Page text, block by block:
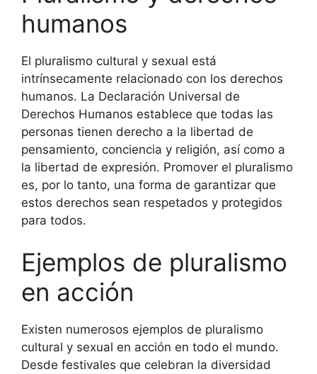
humanos
El pluralismo cultural y sexual está
intrínsecamente relacionado con los derechos
humanos. La Declaración Universal de
Derechos Humanos establece que todas las
personas tienen derecho a la libertad de
pensamiento, conciencia y religión, así como a
la libertad de expresión. Promover el pluralismo
es, por lo tanto, una forma de garantizar que
estos derechos sean respetados y protegidos
para todos.
Ejemplos de pluralismo
en acción
Existen numerosos ejemplos de pluralismo
cultural y sexual en acción en todo el mundo.
Desde festivales que celebran la diversidad